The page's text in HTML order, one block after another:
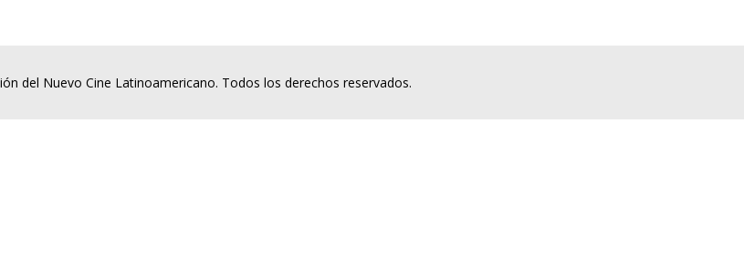
del Nuevo Cine Latinoamericano. Todos los derechos reservados.